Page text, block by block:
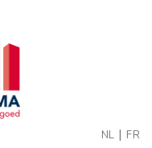
NL | FR